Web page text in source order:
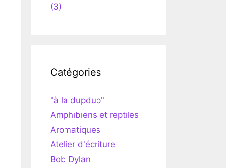
(3)
Catégories
"à la dupdup"
Amphibiens et reptiles
Aromatiques
Atelier d'écriture
Bob Dylan